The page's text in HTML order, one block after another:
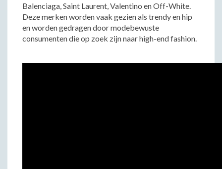
Balenciaga, Saint Laurent, Valentino en Off-White.
Deze merken worden vaak gezien als trendy en hip
en worden gedragen door modebewuste
consumenten die op zoek zijn naar high-end fashion.